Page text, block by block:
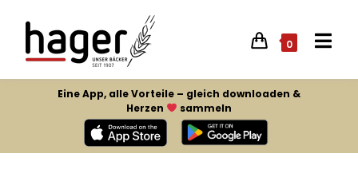
0
Eine App, alle Vorteile – gleich downloaden &
Herzen
sammeln